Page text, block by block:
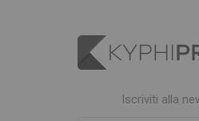
Iscriviti alla